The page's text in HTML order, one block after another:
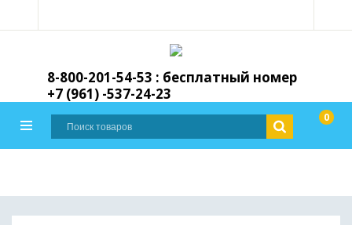
8-800-201-54-53 : бесплатный номер
+7 (961) -537-24-23
0